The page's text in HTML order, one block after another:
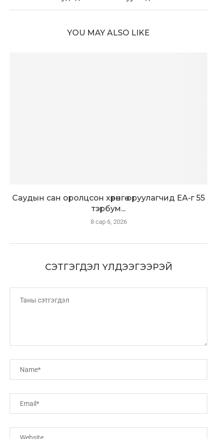
YOU MAY ALSO LIKE
Саудын сан оролцсон хөрөнгө оруулагчид EA-г 55
тэрбум...
8 сар 6, 2026
СЭТГЭГДЭЛ ҮЛДЭЭГЭЭРЭЙ